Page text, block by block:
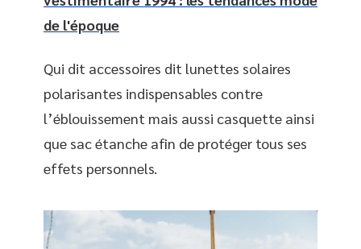
de l'époque
Qui dit accessoires dit lunettes solaires
polarisantes indispensables contre
l’éblouissement mais aussi casquette ainsi
que sac étanche afin de protéger tous ses
effets personnels.